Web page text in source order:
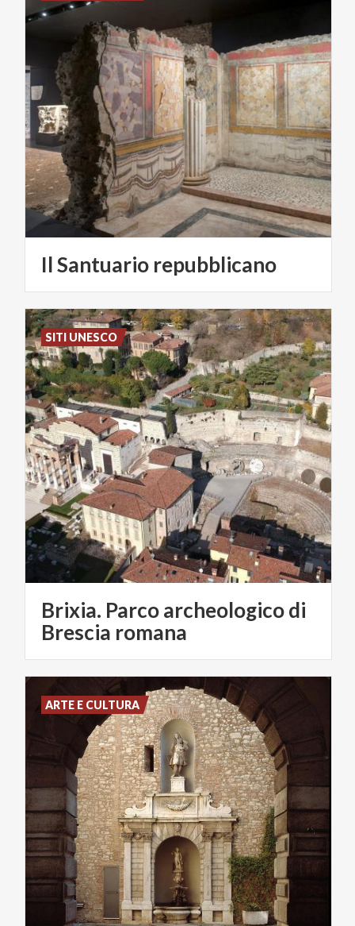
IlSantuario repubblicano
Brixia. Parco archeologico di
Brescia romana
SITI UNESCO
ARTE E CULTURA